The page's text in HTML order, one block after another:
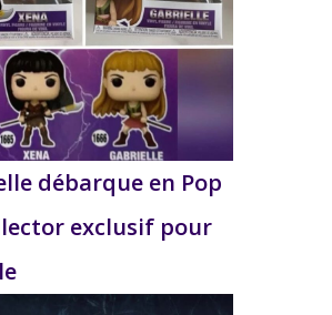
débarque en Pop
exclusif pour